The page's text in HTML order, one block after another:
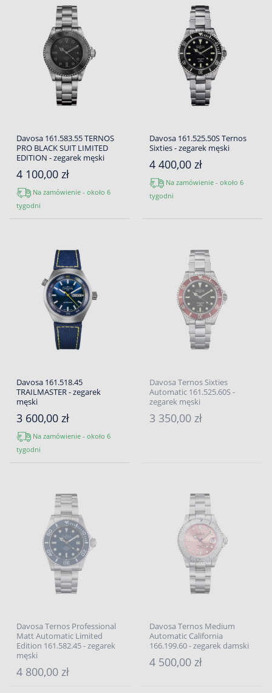
Davosa 161.583.55 TERNOS
PRO BLACK SUIT LIMITED
EDITION - zegarek męski
4 100,00 zł
Na zamówienie - około 6
tygodni
Davosa 161.525.50S Ternos
Sixties - zegarek męski
4 400,00 zł
Na zamówienie - około 6
tygodni
Davosa 161.518.45
TRAILMASTER - zegarek
męski
3 600,00 zł
Na zamówienie - około 6
tygodni
Davosa Ternos Sixties
Automatic 161.525.60S -
zegarek męski
3 350,00 zł
Davosa Ternos Professional
Matt Automatic Limited
Edition 161.582.45 - zegarek
męski
4 800,00 zł
Davosa Ternos Medium
Automatic California
166.199.60 - zegarek damski
4 500,00 zł